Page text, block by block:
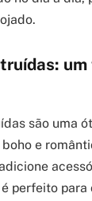
um
são uma
e
perfeito para